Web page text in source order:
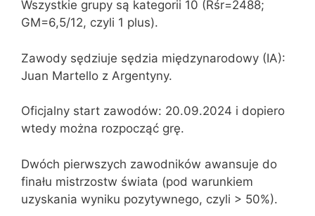
Wszystkie grupy są kategorii 10 (Rśr=2488;
GM=6,5/12, czyli 1 plus).
Zawody sędziuje sędzia międzynarodowy (IA):
Juan Martello z Argentyny.
Oficjalny start zawodów: 20.09.2024 i dopiero
wtedy można rozpocząć grę.
Dwóch pierwszych zawodników awansuje do
finału mistrzostw świata (pod warunkiem
uzyskania wyniku pozytywnego, czyli > 50%).